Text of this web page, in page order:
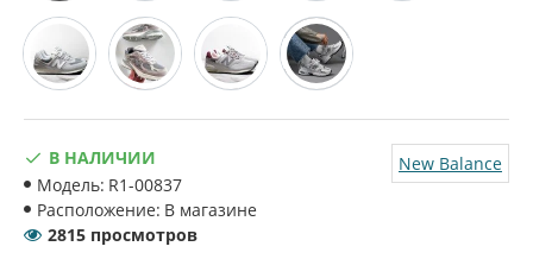
В НАЛИЧИИ
Модель: R1-00837
Расположение: В магазине
New Balance
2815 просмотров